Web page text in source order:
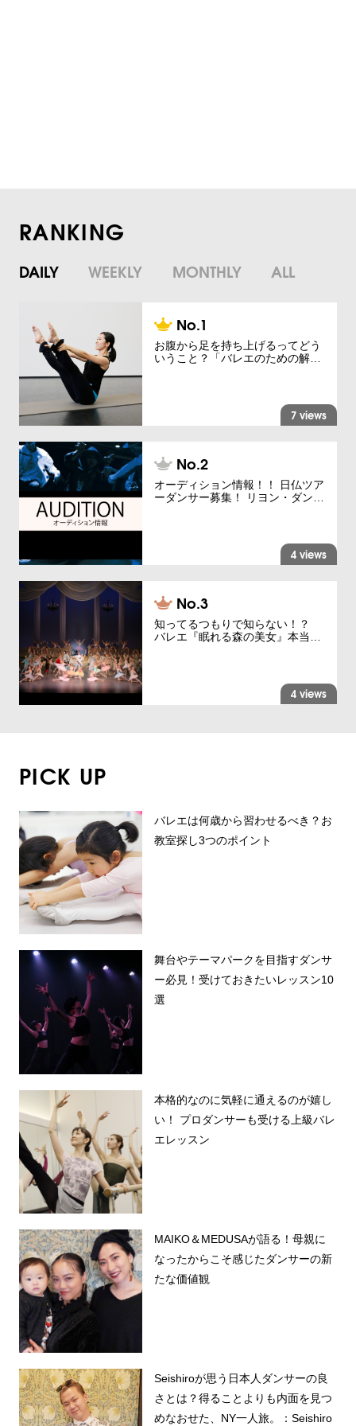
RANKING
DAILY WEEKLY MONTHLY ALL
お腹から足を持ち上げるってどう
いうこと？「バレエのための解…
7 views
オーディション情報！！ 日仏ツア
ーダンサー募集！ リヨン・ダン…
4 views
知ってるつもりで知らない！？
バレエ『眠れる森の美女』本当…
4 views
PICK UP
バレエは何歳から習わせるべき？お
教室探し3つのポイント
舞台やテーマパークを目指すダンサ
ー必見！受けておきたいレッスン10
選
本格的なのに気軽に通えるのが嬉し
い！ プロダンサーも受ける上級バレ
エレッスン
MAIKO＆MEDUSAが語る！母親に
なったからこそ感じたダンサーの新
たな価値観
Seishiroが思う日本人ダンサーの良
さとは？得ることよりも内面を見つ
めなおせた、NY一人旅。：Seishiro